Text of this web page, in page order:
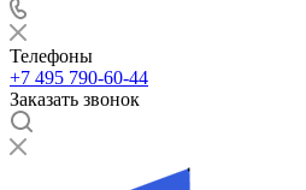
Телефоны
+7 495 790-60-44
Заказать звонок